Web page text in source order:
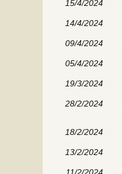
15/4/2024
14/4/2024
09/4/2024
05/4/2024
19/3/2024
28/2/2024
18/2/2024
13/2/2024